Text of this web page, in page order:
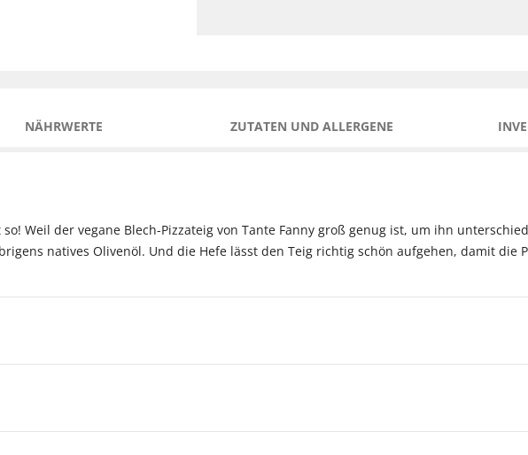
NÄHRWERTE ZUTATEN UND ALLERGENE
Weil der vegane Blech-Pizzateig von Tante Fanny groß genug ist, um ihn
natives Olivenöl. Und die Hefe lässt den Teig richtig schön aufgehen, damit die